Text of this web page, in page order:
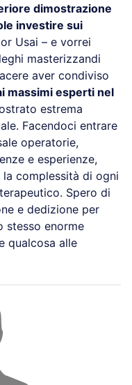
dimostrazione
investire sui
Usai – e vorrei
masterizzandi
aver condiviso
massimi esperti nel
estrema
Facendoci entrare
operatorie,
e esperienze,
complessità di ogni
Spero di
e dedizione per
stesso enorme
qualcosa alle